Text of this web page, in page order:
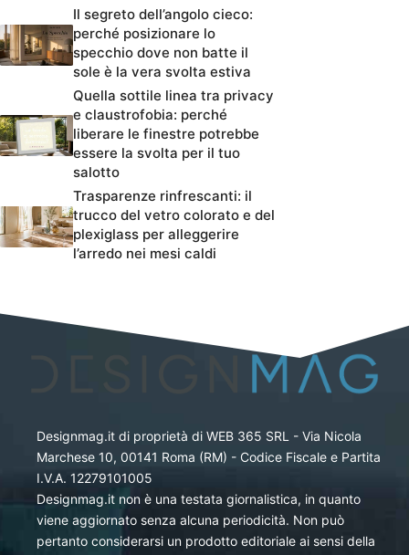
Il segreto dell’angolo cieco:
perché posizionare lo
specchio dove non batte il
sole è la vera svolta estiva
Quella sottile linea tra privacy
e claustrofobia: perché
liberare le finestre potrebbe
essere la svolta per il tuo
salotto
Trasparenze rinfrescanti: il
trucco del vetro colorato e del
plexiglass per alleggerire
l’arredo nei mesi caldi
Designmag.it di proprietà di WEB 365 SRL - Via Nicola
Marchese 10, 00141 Roma (RM) - Codice Fiscale e Partita
I.V.A. 12279101005
Designmag.it non è una testata giornalistica, in quanto
viene aggiornato senza alcuna periodicità. Non può
pertanto considerarsi un prodotto editoriale ai sensi della